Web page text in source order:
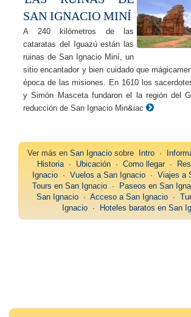
SAN IGNACIO MINÍ
A 240 kilómetros de las
cataratas del Iguazú están las
ruinas de San Ignacio Miní, un
sitio encantador y bien cuidado que
época de las misiones. En 1610 los
y Simón Masceta fundaron el la región del
reducción de San Ignacio Min&iac
Ver más en San Ignaciosobre Intro∙
Historia∙ Ubicación∙ Como llegar∙
Ignacio ∙ Vuelos a San Ignacio ∙ Viajes a
Tours en San Ignacio∙ Paseos en San
San Ignacio ∙ Acceso a San Ignacio ∙
Ignacio ∙ Hoteles baratos en San